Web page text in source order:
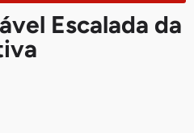
Escalada da